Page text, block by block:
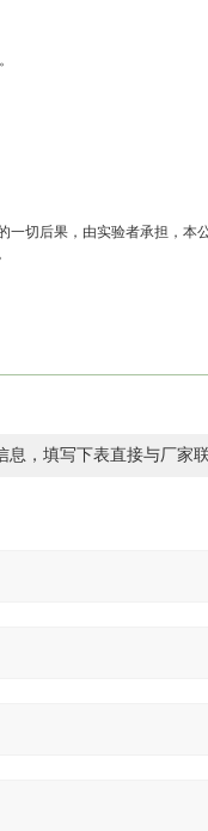
切后果，由实验者承担，本
，填写下表直接与厂家联